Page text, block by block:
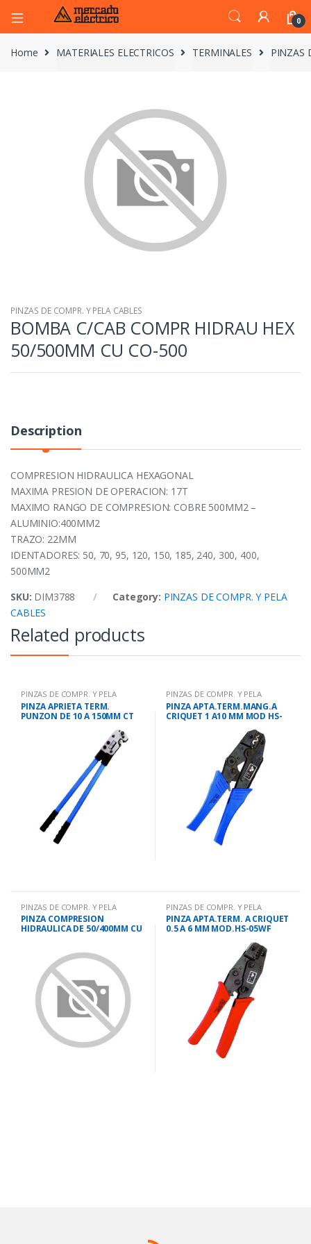
0
Home MATERIALES ELECTRICOS TERMINALES PINZAS
PINZAS DE COMPR. Y PELA CABLES
BOMBA C/CAB COMPR HIDRAU HEX
50/500MM CU CO-500
Description
COMPRESION HIDRAULICA HEXAGONAL
MAXIMA PRESION DE OPERACION: 17T
MAXIMO RANGO DE COMPRESION: COBRE 500MM2 –
ALUMINIO:400MM2
TRAZO: 22MM
IDENTADORES: 50, 70, 95, 120, 150, 185, 240, 300, 400,
500MM2
SKU: DIM3788 Category: PINZAS DE COMPR. Y PELA
CABLES
Related products
PINZAS DE COMPR. Y PELA
CABLES
PINZA APRIETA TERM.
PUNZON DE 10 A 150MM CT
PINZAS DE COMPR. Y PELA
CABLES
PINZA APTA.TERM.MANG.A
CRIQUET 1 A10 MM MOD HS-
PINZAS DE COMPR. Y PELA
CABLES
PINZA COMPRESION
HIDRAULICA DE 50/400MM CU
PINZAS DE COMPR. Y PELA
CABLES
PINZA APTA.TERM. A CRIQUET
0.5 A 6 MM MOD.HS-05WF